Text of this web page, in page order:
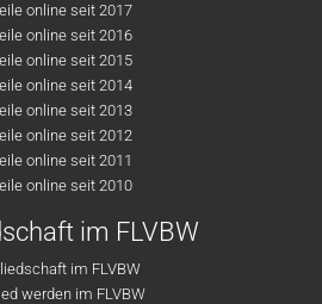
online seit 2017
online seit 2016
online seit 2015
online seit 2014
online seit 2013
online seit 2012
online seit 2011
online seit 2010
im FLVBW
im FLVBW
werden im FLVBW